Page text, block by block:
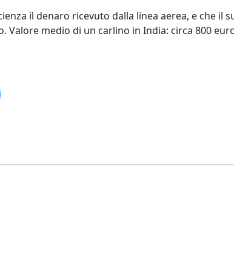
il denaro ricevuto dalla linea aerea, e che il
Valore medio di un carlino in India: circa 800